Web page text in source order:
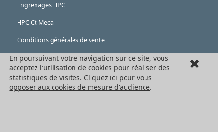
Engrenages HPC
HPC Ct Meca
Conditions générales de vente
Formulaire de rétractation
Mentions légales
Cookies
En poursuivant votre navigation sur ce site, vous
acceptez l'utilisation de cookies pour réaliser des
statistiques de visites. Cliquez ici pour vous
opposer aux cookies de mesure d'audience.